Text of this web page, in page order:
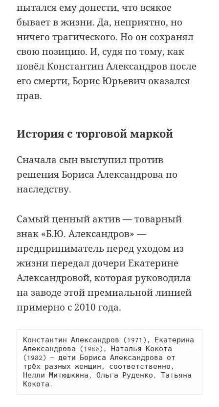
пытался ему донести, что всякое
бывает в жизни. Да, неприятно, но
ничего трагического. Но он сохранял
свою позицию. И, судя по тому, как
повёл Константин Александров после
его смерти, Борис Юрьевич оказался
прав.
История с торговой маркой
Сначала сын выступил против
решения Бориса Александрова по
наследству.
Самый ценный актив — товарный
знак «Б.Ю. Александров» —
предприниматель перед уходом из
жизни передал дочери Екатерине
Александровой, которая руководила
на заводе этой премиальной линией
примерно с 2010 года.
Константин Александров (1971), Екатерина
Александрова (1980), Наталья Кокота
(1982) — дети Бориса Александрова от
трёх разных женщин, соответственно,
Нелли Митюшкина, Ольга Руденко, Татьяна
Кокота.